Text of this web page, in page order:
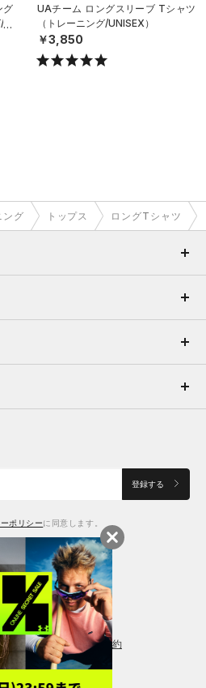
グ
UAチーム ロングスリーブ Tシャツ
（トレーニング/UNISEX）
￥3,850
ング トップス ロングTシャツ
登録する
ポリシーに同意します。
く通販の表記 会員規約
シー